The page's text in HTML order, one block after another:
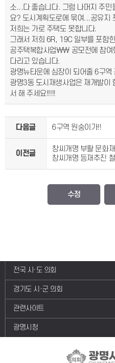
소...다 좋습니다. 그럼 나머지 주민
요? 도시계획도로에 묶여...공유지
저희는 가로 주택도 못합니다.
그래서 저희 6R, 19C 일부를 포
공주택복합사업\\ 공모전에 참여
다리고 있습니다.
광명뉴타운에 심장이 되어줄 6구
광명3동 도시재생사업은 재개발이
서 해 주세요!!!!!
다음글 6구역 원숭이가!!
이전글
창씨개명 부활 문화
창씨개명 등재추진
수정
전국 시·도 의회
경기도 시·군 의회
관련사이트
광명시청
광명